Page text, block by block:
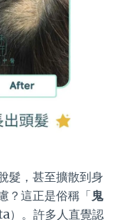
髮，甚至擴散到身
？這正是俗稱「鬼
）。許多人直覺認